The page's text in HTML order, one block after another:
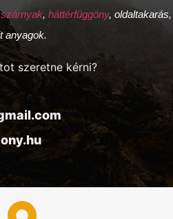
, háttérfüggöny, oldaltakarás,
anyagok.
szeretne kérni?